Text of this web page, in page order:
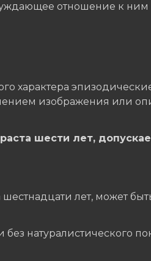
отношение к ним
характера
изображения или
шести лет,
лет, может
натуралистического